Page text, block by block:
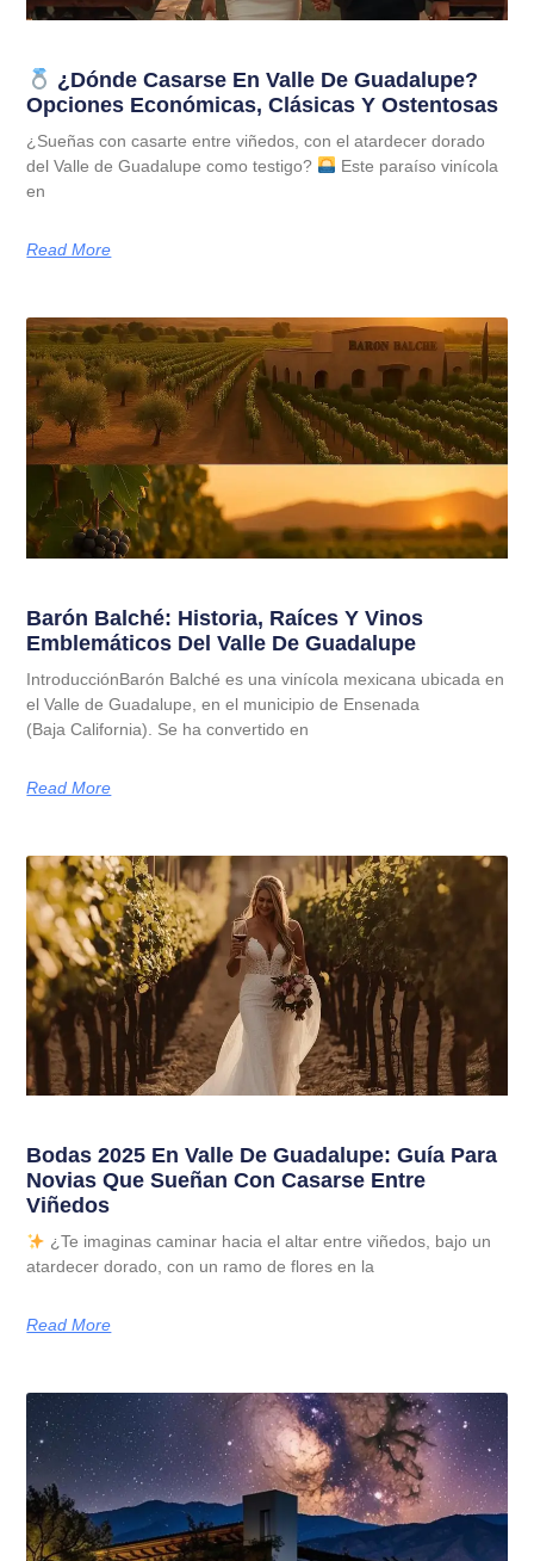
¿Dónde Casarse En Valle De Guadalupe?
Opciones Económicas, Clásicas Y Ostentosas
¿Sueñas con casarte entre viñedos, con el atardecer dorado
del Valle de Guadalupe como testigo?
Este paraíso vinícola
en
Read More
Barón Balché: Historia, Raíces Y Vinos
Emblemáticos Del Valle De Guadalupe
IntroducciónBarón Balché es una vinícola mexicana ubicada en
el Valle de Guadalupe, en el municipio de Ensenada
(Baja California). Se ha convertido en
Read More
Bodas 2025 En Valle De Guadalupe: Guía Para
Novias Que Sueñan Con Casarse Entre
Viñedos
¿Te imaginas caminar hacia el altar entre viñedos, bajo un
atardecer dorado, con un ramo de flores en la
Read More